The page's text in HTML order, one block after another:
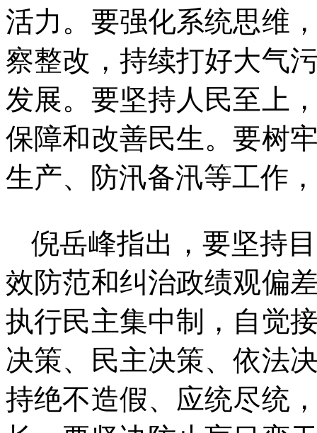
活力。要强化系统思维
察整改，持续打好大气
发展。要坚持人民至上
保障和改善民生。要树
生产、防汛备汛等工作
倪岳峰指出，要坚持
效防范和纠治政绩观偏
执行民主集中制，自觉
决策、民主决策、依法
持绝不造假、应统尽统